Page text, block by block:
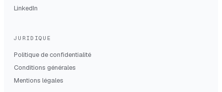
LinkedIn
JURIDIQUE
Politique de confidentialité
Conditions générales
Mentions légales